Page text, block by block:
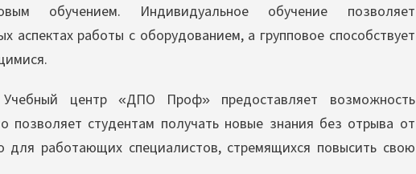
обучением. Индивидуальное обучение позволяет
аспектах работы с оборудованием, а групповое способствует
Учебный центр «ДПО Проф» предоставляет возможность
позволяет студентам получать новые знания без отрыва от
для работающих специалистов, стремящихся повысить свою